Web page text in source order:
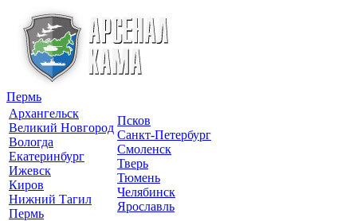
Пермь
Архангельск
Великий Новгород
Вологда
Екатеринбург
Ижевск
Киров
Нижний Тагил
Пермь
Псков
Санкт-Петербург
Смоленск
Тверь
Тюмень
Челябинск
Ярославль